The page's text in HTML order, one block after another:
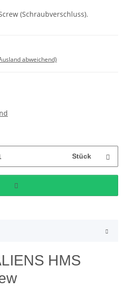
(Schraubverschluss).
abweichend)
Stück
HMS